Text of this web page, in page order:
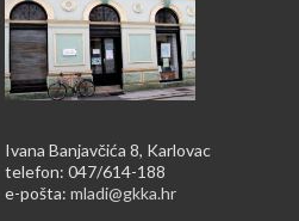
Ivana Banjavčića 8, Karlovac
telefon: 047/614-188
e-pošta: mladi@gkka.hr